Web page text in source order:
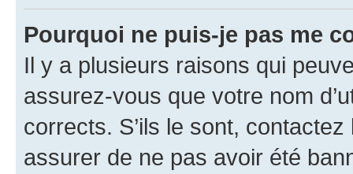
Pourquoi ne puis-je pas me
Il y a plusieurs raisons qui
assurez-vous que votre nom
corrects. S’ils le sont,
assurer de ne pas avoir été